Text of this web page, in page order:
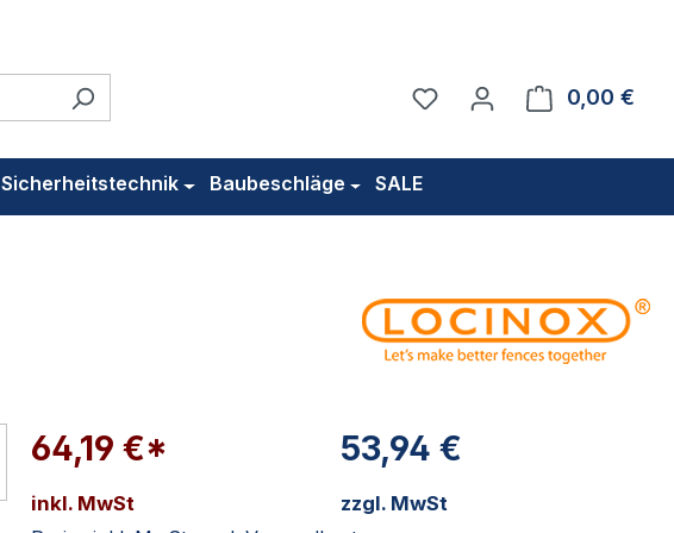
Du hast 0 Produkte auf
0,00 €
Sicherheitstechnik Baubeschläge SALE
64,19 €*
inkl. MwSt
53,94 €
zzgl. MwSt